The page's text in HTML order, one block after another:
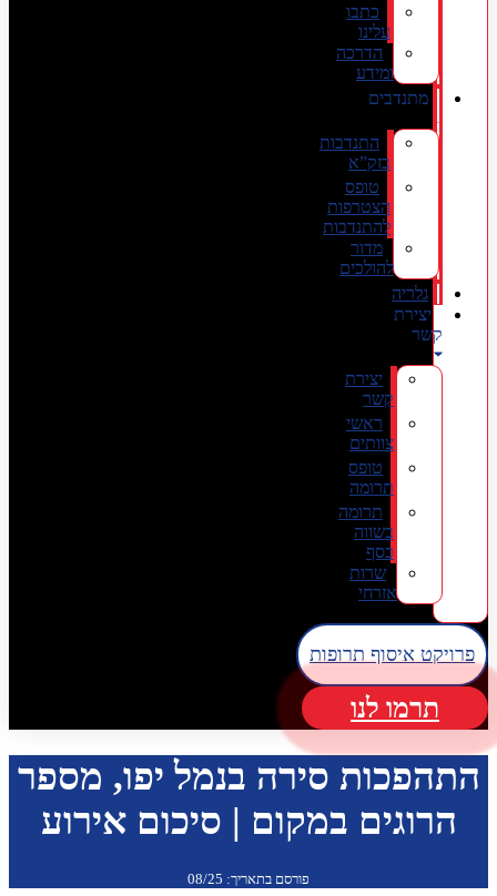
כתבו
עלינו
הדרכה
ומידע
מתנדבים
התנדבות
בזק”א
טופס
הצטרפות
להתנדבות
מדור
להולכים
גלריה
יצירת
קשר
יצירת
קשר
ראשי
צוותים
טופס
תרומה
תרומה
בשווה
כסף
שרות
אזרחי
פרויקט איסוף תרופות
תרמו לנו
התהפכות סירה בנמל יפו, מספר
הרוגים במקום | סיכום אירוע
פורסם בתאריך: 08/25